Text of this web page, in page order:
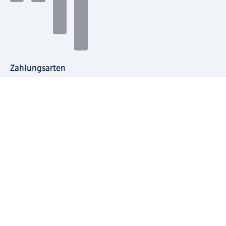
Zahlungsarten